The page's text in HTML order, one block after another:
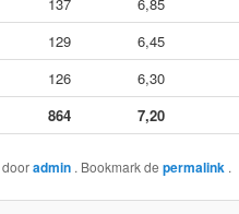
129
6,45
126
6,30
864 7,20
dooradmin . Bookmark de permalink .